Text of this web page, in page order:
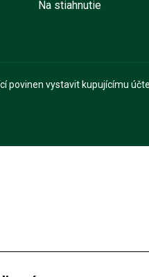
Na stiahnutie
povinen vystavit kupujícímu